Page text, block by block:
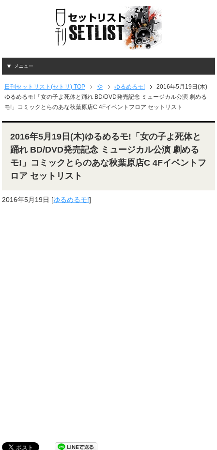
メニュー
日刊セットリスト(セトリ) TOP や ゆるめるモ!
2016年5月19日(木)
ゆるめるモ!「女の子よ死体と踊れ BD/DVD発売記念 ミュージカル公演 劇める
モ!」コミックとらのあな秋葉原店C 4Fイベントフロア セットリスト
2016年5月19日(木)ゆるめるモ!「女の子よ死体と
踊れ BD/DVD発売記念 ミュージカル公演 劇める
モ!」コミックとらのあな秋葉原店C 4Fイベントフ
ロア セットリスト
2016年5月19日 [ゆるめるモ!]